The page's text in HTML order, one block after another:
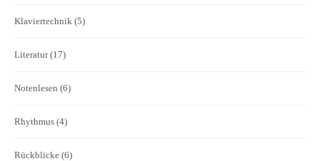
Klaviertechnik (5)
Literatur(17)
Notenlesen (6)
Rhythmus (4)
Rückblicke (6)